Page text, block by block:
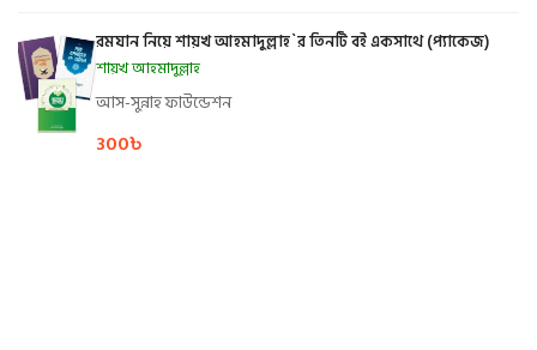
রমযান নিয়ে শায়খ আহমাদুল্লাহ`র তিনটি বই একসাথে (প্যাকেজ)
শায়খ আহমাদুল্লাহ
আস-সুন্নাহ ফাউন্ডেশন
300৳